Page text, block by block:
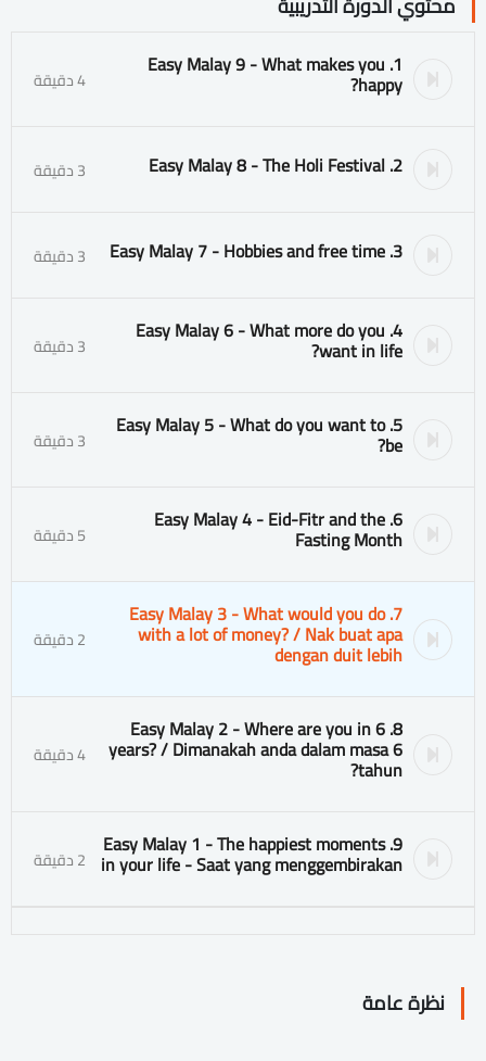
1. Easy Malay 9 - What makes you
happy? 4 دقيقة
2. Easy Malay 8 - The Holi Festival 3 دقيقة
3. Easy Malay 7 - Hobbies and free time 3 دقيقة
4. Easy Malay 6 - What more do you
want in life? 3 دقيقة
5. Easy Malay 5 - What do you want to
be? 3 دقيقة
6. Easy Malay 4 - Eid-Fitr and the
Fasting Month 5 دقيقة
7. Easy Malay 3 - What would you do
with a lot of money? / Nak buat apa
dengan duit lebih 2 دقيقة
8. Easy Malay 2 - Where are you in 6
years? / Dimanakah anda dalam masa 6
tahun? 4 دقيقة
9. Easy Malay 1 - The happiest moments
in your life - Saat yang menggembirakan 2 دقيقة
نظرة عامة